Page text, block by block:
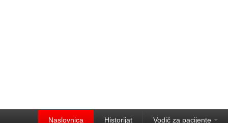
Naslovnica Historijat Vodič za pacijente